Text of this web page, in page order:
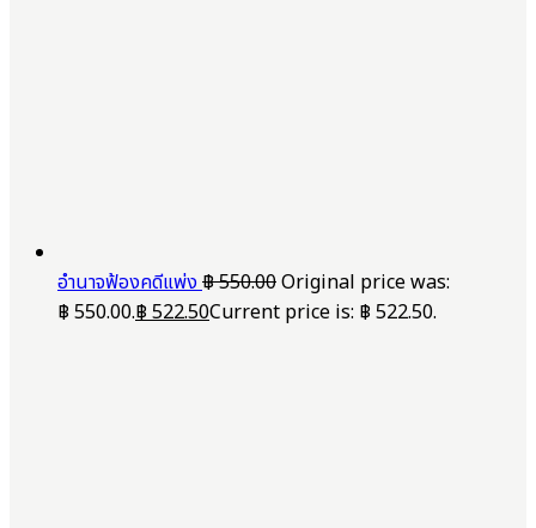
อำนาจฟ้องคดีแพ่ง฿550.00Original price was:
฿ 550.00.฿522.50Current price is: ฿ 522.50.